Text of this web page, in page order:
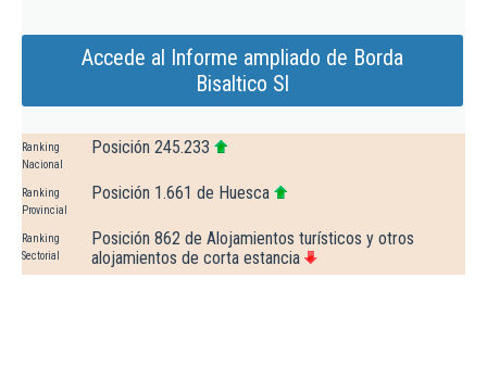
Accede al Informe ampliado de Borda
Bisaltico Sl
Ranking
Nacional
Posición 245.233
Ranking
Provincial
Posición 1.661 de Huesca
Ranking
Sectorial
Posición 862 de Alojamientos turísticos y otros
alojamientos de corta estancia